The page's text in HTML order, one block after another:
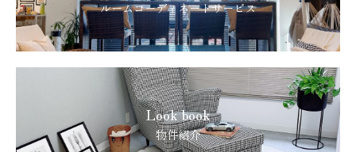
ルームコーディネートサービス
Look book
物件紹介